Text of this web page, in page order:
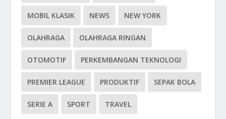
MOBIL KLASIK NEWS NEW YORK
OLAHRAGA OLAHRAGA RINGAN
OTOMOTIF PERKEMBANGAN TEKNOLOGI
PREMIER LEAGUE PRODUKTIF SEPAK BOLA
SERIE A SPORT TRAVEL